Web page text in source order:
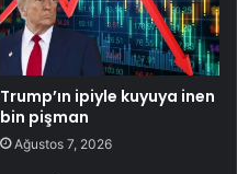
Trump’ın ipiyle kuyuya inen
bin pişman
Ağustos 7, 2026